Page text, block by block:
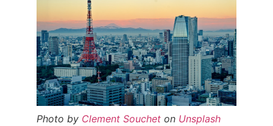
Photo by Clement Souchet on Unsplash